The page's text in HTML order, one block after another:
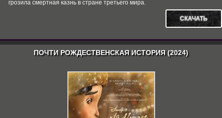
грозила смертная казнь в стране третьего мира.
СКАЧАТЬ
ПОЧТИ РОЖДЕСТВЕНСКАЯ ИСТОРИЯ (2024)